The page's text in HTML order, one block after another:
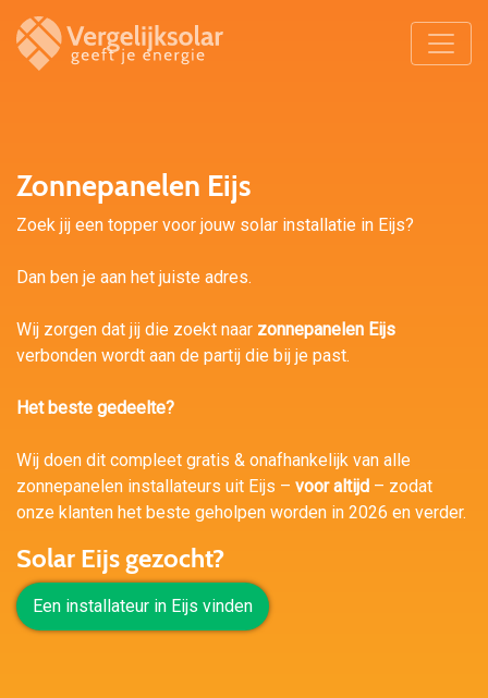
Zonnepanelen Eijs
Zoek jij een topper voor jouw solar installatie in Eijs?
Dan ben je aan het juiste adres.
Wij zorgen dat jij die zoekt naar zonnepanelen Eijs
verbonden wordt aan de partij die bij je past.
Het beste gedeelte?
Wij doen dit compleet gratis & onafhankelijk van alle
zonnepanelen installateurs uit Eijs – voor altijd – zodat
onze klanten het beste geholpen worden in 2026 en verder.
Solar Eijs gezocht?
Een installateur in Eijs vinden